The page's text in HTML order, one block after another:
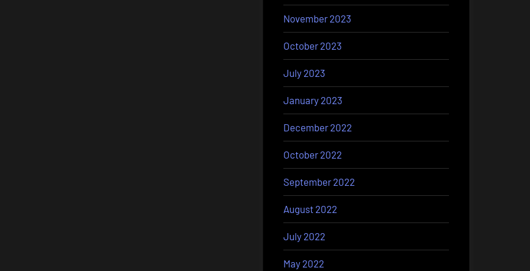
November 2023
October 2023
July 2023
January 2023
December 2022
October 2022
September 2022
August 2022
July 2022
May 2022